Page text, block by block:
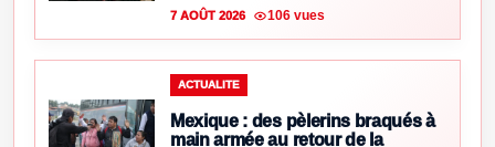
7 AOÛT 2026 106 vues
ACTUALITE
Mexique : des pèlerins braqués à
main armée au retour de la